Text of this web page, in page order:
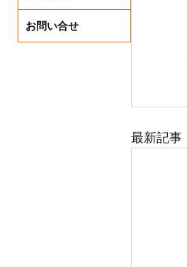
最新記事
お問い合せ